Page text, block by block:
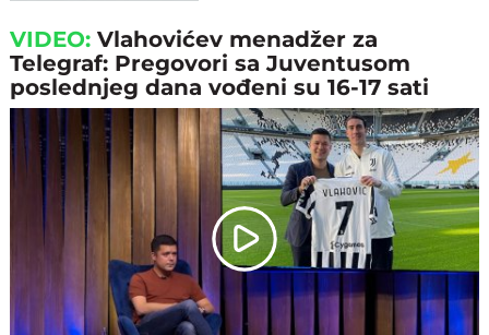
VIDEO:Vlahovićev menadžer za
Telegraf: Pregovori sa Juventusom
poslednjeg dana vođeni su 16-17 sati
Play
Video